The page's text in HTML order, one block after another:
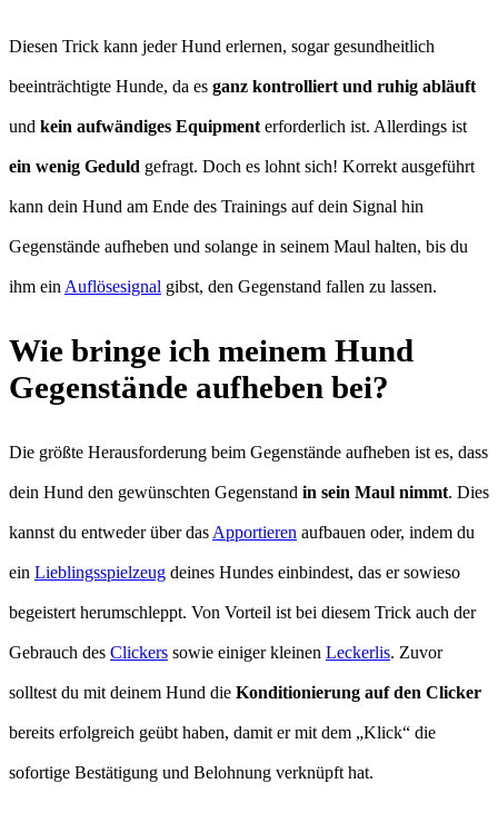
Diesen Trick kann jeder Hund erlernen, sogar gesundheitlich
beeinträchtigte Hunde, da es ganz kontrolliert und ruhig abläuft
und kein aufwändiges Equipment erforderlich ist. Allerdings ist
ein wenig Geduld gefragt. Doch es lohnt sich! Korrekt ausgeführt
kann dein Hund am Ende des Trainings auf dein Signal hin
Gegenstände aufheben und solange in seinem Maul halten, bis du
ihm ein Auflösesignal gibst, den Gegenstand fallen zu lassen.
Wie bringe ich meinem Hund
Gegenstände aufheben bei?
Die größte Herausforderung beim Gegenstände aufheben ist es, dass
dein Hund den gewünschten Gegenstand in sein Maul nimmt. Dies
kannst du entweder über das Apportieren aufbauen oder, indem du
ein Lieblingsspielzeug deines Hundes einbindest, das er sowieso
begeistert herumschleppt. Von Vorteil ist bei diesem Trick auch der
Gebrauch des Clickers sowie einiger kleinen Leckerlis. Zuvor
solltest du mit deinem Hund die Konditionierung auf den Clicker
bereits erfolgreich geübt haben, damit er mit dem „Klick“ die
sofortige Bestätigung und Belohnung verknüpft hat.